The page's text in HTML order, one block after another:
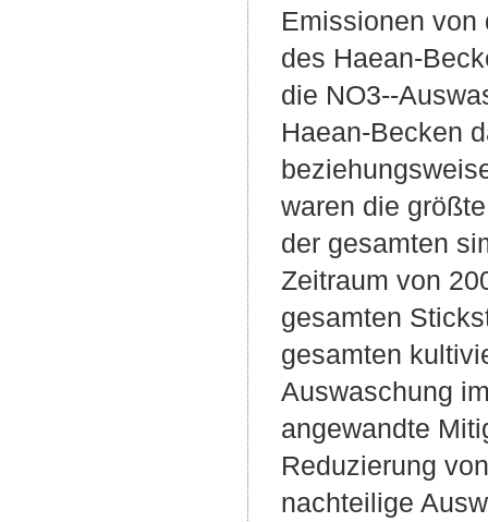
Emissionen von
des Haean-
die NO3--
Haean-Becken
waren die
der gesamten
Zeitraum von
gesamten
gesamten
Auswaschung
angewandte
Reduzierung
nachteilige